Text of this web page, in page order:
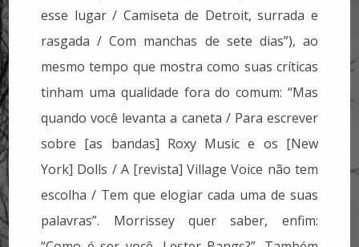
esse lugar / Camiseta de Detroit, surrada e
rasgada / Com manchas de sete dias”), ao
mesmo tempo que mostra como suas críticas
tinham uma qualidade fora do comum: “Mas
quando você levanta a caneta / Para escrever
sobre [as bandas] Roxy Music e os [New
York] Dolls / A [revista] Village Voice não tem
escolha / Tem que elogiar cada uma de suas
palavras”. Morrissey quer saber, enfim: